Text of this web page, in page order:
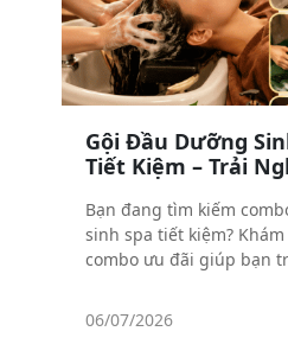
Gội Đầu Dưỡng
Tiết Kiệm – Trải
Bạn đang tìm kiếm
sinh spa tiết kiệm?
combo ưu đãi giúp bạn
với mức giá cực "hời",
giãn tuyệt đối!
06/07/2026